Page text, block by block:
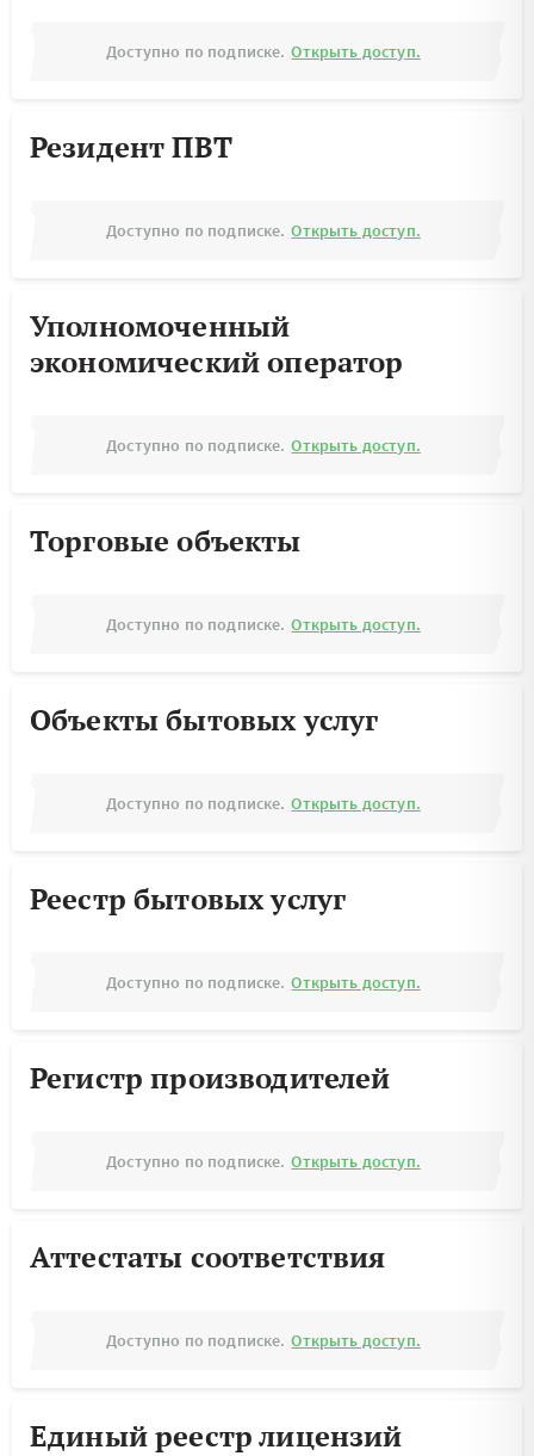
Доступно по подписке. Открыть доступ.
Резидент ПВТ
Доступно по подписке. Открыть доступ.
Уполномоченный
экономический оператор
Доступно по подписке. Открыть доступ.
Торговые объекты
Доступно по подписке. Открыть доступ.
Объекты бытовых услуг
Доступно по подписке. Открыть доступ.
Реестр бытовых услуг
Доступно по подписке. Открыть доступ.
Регистр производителей
Доступно по подписке. Открыть доступ.
Аттестаты соответствия
Доступно по подписке. Открыть доступ.
Единый реестр лицензий